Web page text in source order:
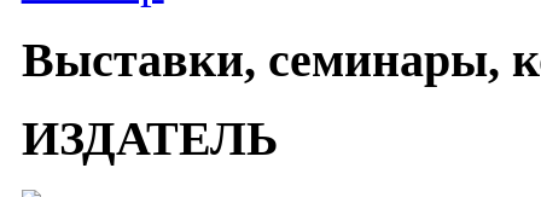
Выставки, семинары,
ИЗДАТЕЛЬ